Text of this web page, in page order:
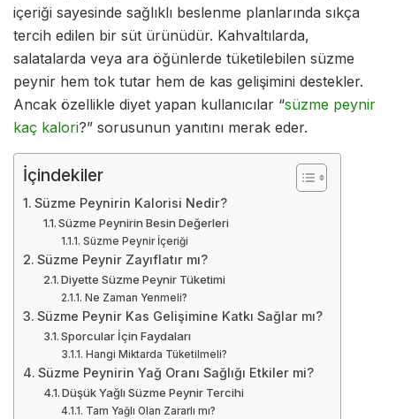
içeriği sayesinde sağlıklı beslenme planlarında sıkça
tercih edilen bir süt ürünüdür. Kahvaltılarda,
salatalarda veya ara öğünlerde tüketilebilen süzme
peynir hem tok tutar hem de kas gelişimini destekler.
Ancak özellikle diyet yapan kullanıcılar “süzme peynir
kaç kalori?” sorusunun yanıtını merak eder.
İçindekiler
Süzme Peynirin Kalorisi Nedir?
Süzme Peynirin Besin Değerleri
Süzme Peynir İçeriği
Süzme Peynir Zayıflatır mı?
Diyette Süzme Peynir Tüketimi
Ne Zaman Yenmeli?
Süzme Peynir Kas Gelişimine Katkı Sağlar mı?
Sporcular İçin Faydaları
Hangi Miktarda Tüketilmeli?
Süzme Peynirin Yağ Oranı Sağlığı Etkiler mi?
Düşük Yağlı Süzme Peynir Tercihi
Tam Yağlı Olan Zararlı mı?